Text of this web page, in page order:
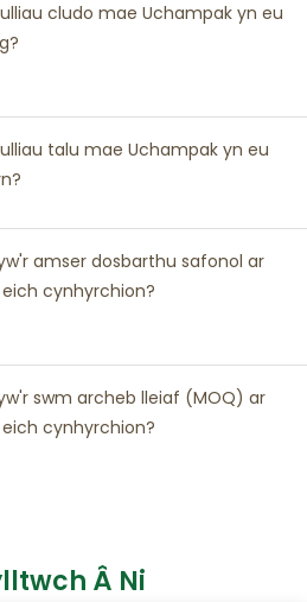
cludo mae Uchampak yn eu
talu mae Uchampak yn eu
amser dosbarthu safonol ar
cynhyrchion?
swm archeb lleiaf (MOQ) ar
cynhyrchion?
Â Ni